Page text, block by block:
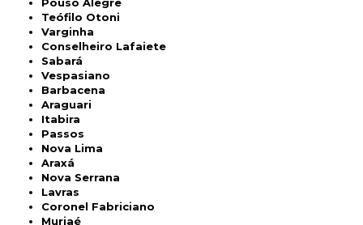
Pouso Alegre
Teófilo Otoni
Varginha
Conselheiro Lafaiete
Sabará
Vespasiano
Barbacena
Araguari
Itabira
Passos
Nova Lima
Araxá
Nova Serrana
Lavras
Coronel Fabriciano
Muriaé